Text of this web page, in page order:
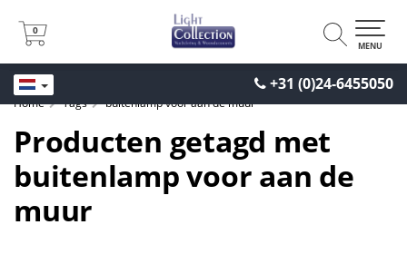
+31 (0)24-6455050
0
0
MENU
Home Tags buitenlamp voor aan de muur
Producten getagd met
buitenlamp voor aan de
muur